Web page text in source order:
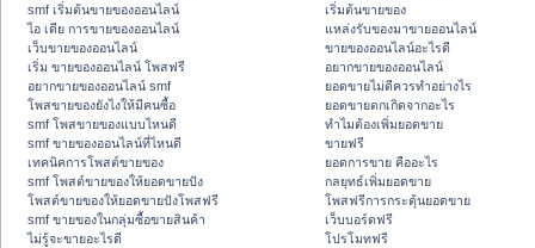
smf เริ่มต้นขายของออนไลน์
ไอ เดีย การขายของออนไลน์
เว็บขายของออนไลน์
เริ่ม ขายของออนไลน์ โพสฟรี
อยากขายของออนไลน์ smf
โพสขายของยังไงให้มีคนซื้อ
smf โพสขายของแบบไหนดี
smf ขายของออนไลน์ที่ไหนดี
เทคนิคการโพสต์ขายของ
smf โพสต์ขายของให้ยอดขายปัง
โพสต์ขายของให้ยอดขายปังโพสฟรี
smf ขายของในกลุ่มซื้อขายสินค้า
ไม่รู้จะขายอะไรดี
เริ่มต้นขายของ
แหล่งรับของมาขายออนไลน์
ขายของออนไลน์อะไรดี
อยากขายของออนไลน์
ยอดขายไม่ดีควรทำอย่างไร
ยอดขายตกเกิดจากอะไร
ทำไมต้องเพิ่มยอดขาย
ขายฟรี
ยอดการขาย คืออะไร
กลยุทธ์เพิ่มยอดขาย
โพสฟรีการกระตุ้นยอดขาย
เว็บบอร์ดฟรี
โปรโมทฟรี